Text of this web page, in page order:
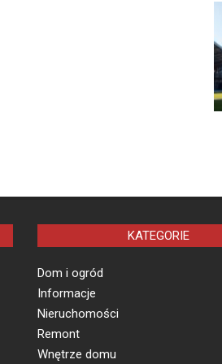
KATEGORIE
Dom i ogród
Informacje
Nieruchomości
Remont
Wnętrze domu